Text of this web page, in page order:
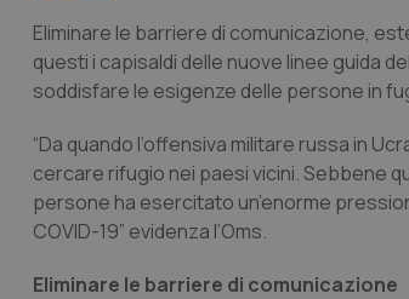
Eliminare le barriere di comunicazione,
questi i capisaldi delle nuove linee guida
soddisfare le esigenze delle persone in
“Da quando l’offensiva militare russa in
cercare rifugio nei paesi vicini. Sebbene
persone ha esercitato un’enorme
COVID-19” evidenza l’Oms.
Eliminare le barriere di comunicazione